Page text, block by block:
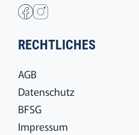
RECHTLICHES
AGB
Datenschutz
BFSG
Impressum